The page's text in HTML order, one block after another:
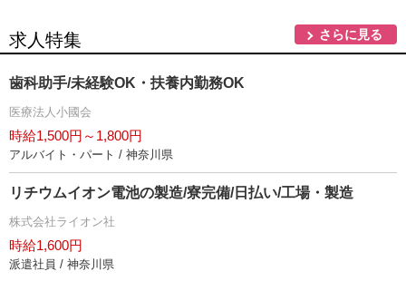
求人特集 さらに見る
歯科助手/未経験OK・扶養内勤務OK
医療法人小國会
時給1,500円～1,800円
アルバイト・パート / 神奈川県
リチウムイオン電池の製造/寮完備/日払い/工場・製造
株式会社ライオン社
時給1,600円
派遣社員 / 神奈川県